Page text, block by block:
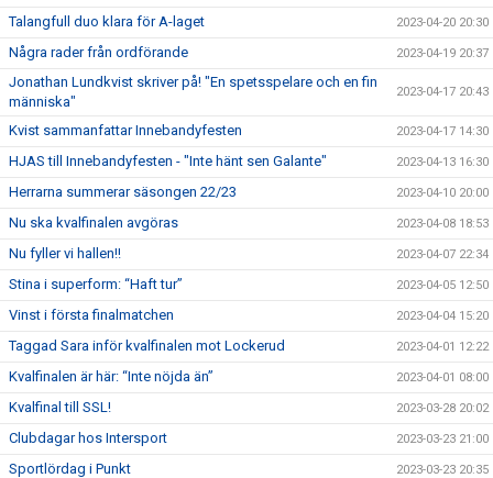
Talangfull duo klara för A-laget 2023-04-20 20:30
Några rader från ordförande 2023-04-19 20:37
Jonathan Lundkvist skriver på! "En spetsspelare och en fin
människa"
2023-04-17 20:43
Kvist sammanfattar Innebandyfesten 2023-04-17 14:30
HJAS till Innebandyfesten - "Inte hänt sen Galante" 2023-04-13 16:30
Herrarna summerar säsongen 22/23 2023-04-10 20:00
Nu ska kvalfinalen avgöras 2023-04-08 18:53
Nu fyller vi hallen!! 2023-04-07 22:34
Stina i superform: “Haft tur” 2023-04-05 12:50
Vinst i första finalmatchen 2023-04-04 15:20
Taggad Sara inför kvalfinalen mot Lockerud 2023-04-01 12:22
Kvalfinalen är här: “Inte nöjda än” 2023-04-01 08:00
Kvalfinal till SSL! 2023-03-28 20:02
Clubdagar hos Intersport 2023-03-23 21:00
Sportlördag i Punkt 2023-03-23 20:35